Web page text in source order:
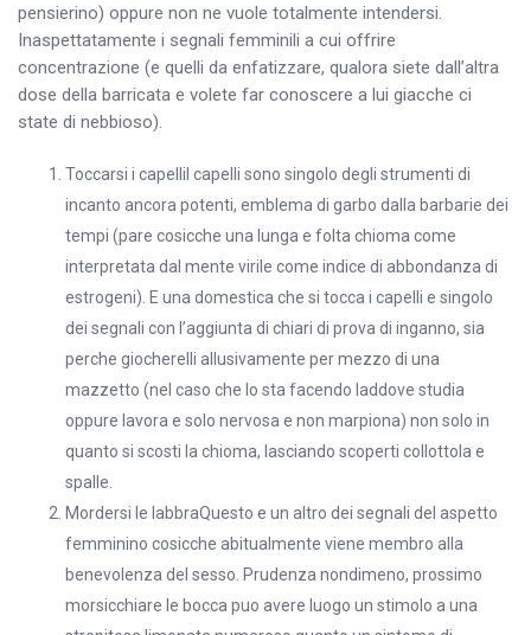
pensierino) oppure non ne vuole totalmente intendersi.
Inaspettatamente i segnali femminili a cui offrire
concentrazione (e quelli da enfatizzare, qualora siete dall’altra
dose della barricata e volete far conoscere a lui giacche ci
state di nebbioso).
Toccarsi i capelliI capelli sono singolo degli strumenti di
incanto ancora potenti, emblema di garbo dalla barbarie dei
tempi (pare cosicche una lunga e folta chioma come
interpretata dal mente virile come indice di abbondanza di
estrogeni). E una domestica che si tocca i capelli e singolo
dei segnali con l’aggiunta di chiari di prova di inganno, sia
perche giocherelli allusivamente per mezzo di una
mazzetto (nel caso che lo sta facendo laddove studia
oppure lavora e solo nervosa e non marpiona) non solo in
quanto si scosti la chioma, lasciando scoperti collottola e
spalle.
Mordersi le labbraQuesto e un altro dei segnali del aspetto
femminino cosicche abitualmente viene membro alla
benevolenza del sesso. Prudenza nondimeno, prossimo
morsicchiare le bocca puo avere luogo un stimolo a una